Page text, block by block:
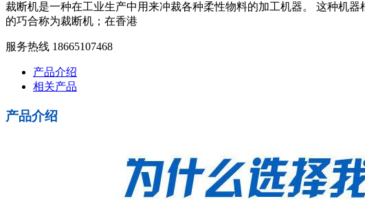
裁断机是一种在工业生产中用来冲裁各种柔性物料的加工机器。 这种机器
的巧合称为裁断机；在香港
服务热线 18665107468
产品介绍
相关产品
产品介绍